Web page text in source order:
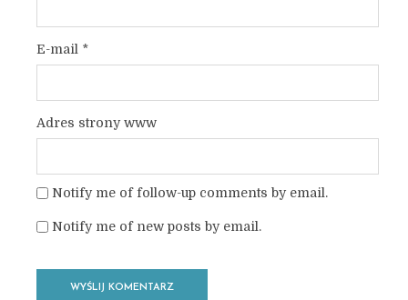
E-mail *
Adres strony www
Notify me of follow-up comments by email.
Notify me of new posts by email.